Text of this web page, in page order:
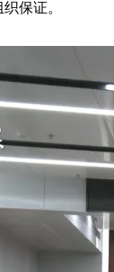
保证。